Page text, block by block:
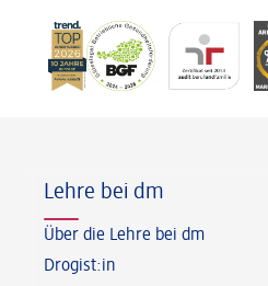
Lehre bei dm
Über die Lehre bei dm
Drogist:in